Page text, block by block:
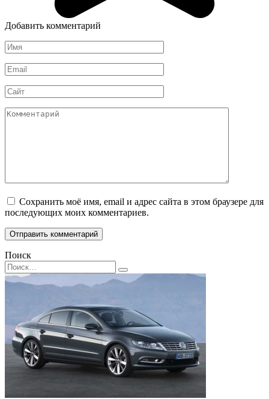
Добавить комментарий
Имя
*
Email
*
Сайт
Комментарий
Сохранить моё имя, email и адрес сайта в этом браузере для
последующих моих комментариев.
Поиск
Search
for: